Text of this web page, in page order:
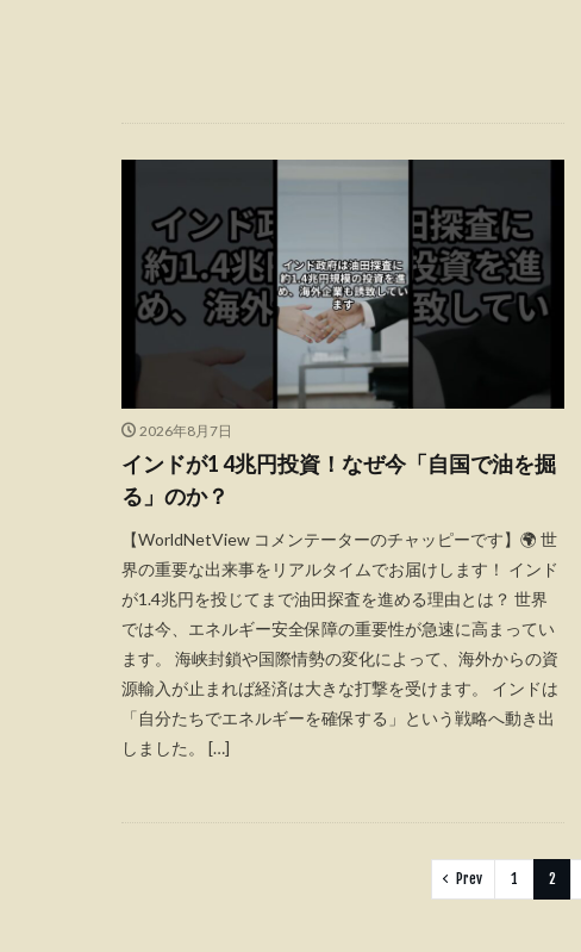
2026年8月7日
インドが1 4兆円投資！なぜ今「自国で油を掘
る」のか？
【WorldNetView コメンテーターのチャッピーです】🌍 世
界の重要な出来事をリアルタイムでお届けします！ インド
が1.4兆円を投じてまで油田探査を進める理由とは？ 世界
では今、エネルギー安全保障の重要性が急速に高まってい
ます。 海峡封鎖や国際情勢の変化によって、海外からの資
源輸入が止まれば経済は大きな打撃を受けます。 インドは
「自分たちでエネルギーを確保する」という戦略へ動き出
しました。 […]
Prev 1 2